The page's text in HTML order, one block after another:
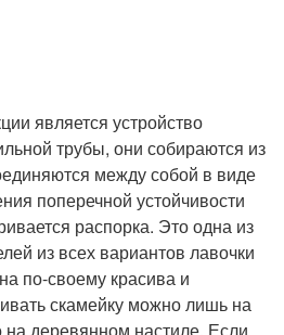
является устройство
трубы, они собираются из
между собой в виде
поперечной устойчивости
распорка. Это одна из
из всех вариантов лавочки
по-своему красива и
скамейку можно лишь на